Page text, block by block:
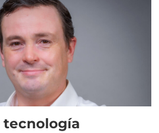
tecnología